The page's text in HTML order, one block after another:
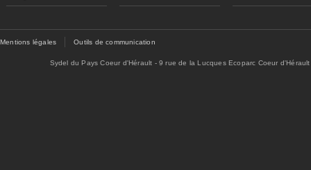
Mentions légales Outils de communication
Sydel du Pays Coeur d'Hérault - 9 rue de la Lucques Ecoparc Coeur